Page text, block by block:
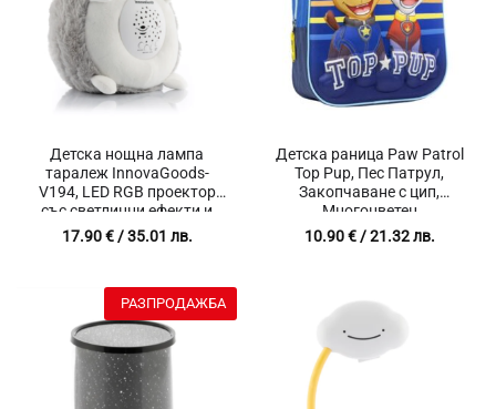
Детска нощна лампа
таралеж InnovaGoods-
V194, LED RGB проектор
със светлинни ефекти и
цветове, 15 Приспивни
мелодии, 5 Регулируеми
Автоматично изключване
след 30 мин, Захранване с
3 батерии (AAA), Сив/Бял
17.90€/ 35.01 лв.
Детска раница Paw Patrol
Top Pup, Пес Патрул,
Закопчаване с цип,
Многоцветен
10.90€/ 21.32 лв.
РАЗПРОДАЖБА